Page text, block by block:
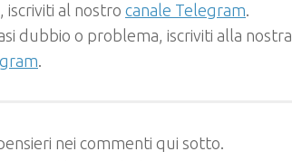
iscriviti al nostro canale Telegram.
dubbio o problema, iscriviti alla nostra
.
nei commenti qui sotto.